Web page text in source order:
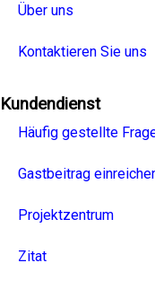
Über uns
Kontaktieren Sie uns
Kundendienst
Häufig gestellte
Gastbeitrag
Projektzentrum
Zitat